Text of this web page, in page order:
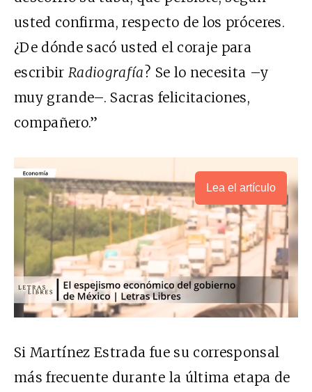
usted confirma, respecto de los próceres.
¿De dónde sacó usted el coraje para
escribirRadiografía ? Se lo necesita –y
muy grande–. Sacras felicitaciones,
compañero.”
Lea el artículo
Si Martínez Estrada fue su corresponsal
más frecuente durante la última etapa de